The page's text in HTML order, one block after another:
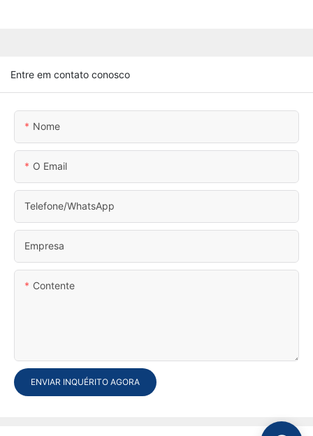
Entre em contato conosco
Nome
O Email
Telefone/WhatsApp
Empresa
Contente
ENVIAR INQUÉRITO AGORA